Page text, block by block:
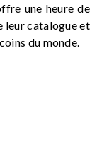
une heure de
leur catalogue et
du monde.